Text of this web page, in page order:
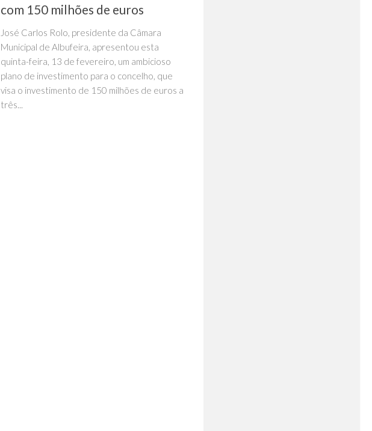
com 150 milhões de euros
José Carlos Rolo, presidente da Câmara
Municipal de Albufeira, apresentou esta
quinta-feira, 13 de fevereiro, um ambicioso
plano de investimento para o concelho, que
visa o investimento de 150 milhões de euros a
três...